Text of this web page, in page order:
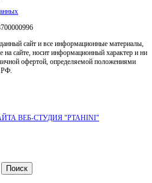
сайт и все информационные материалы,
на сайте, носит информационный характер и ни
офертой, определяемой положениями
РФ.
ВЕБ-СТУДИЯ "PTAHINI"
Поиск